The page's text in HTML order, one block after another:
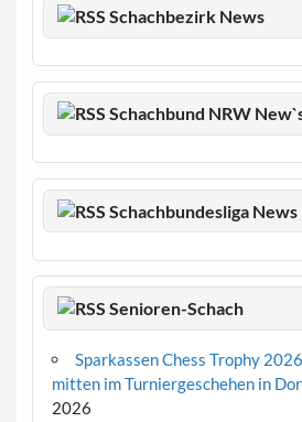
Schachbezirk News
Schachbund NRW
Schachbundesliga News
Senioren-Schach
Sparkassen Chess Trophy
mitten im Turniergeschehen in
2026